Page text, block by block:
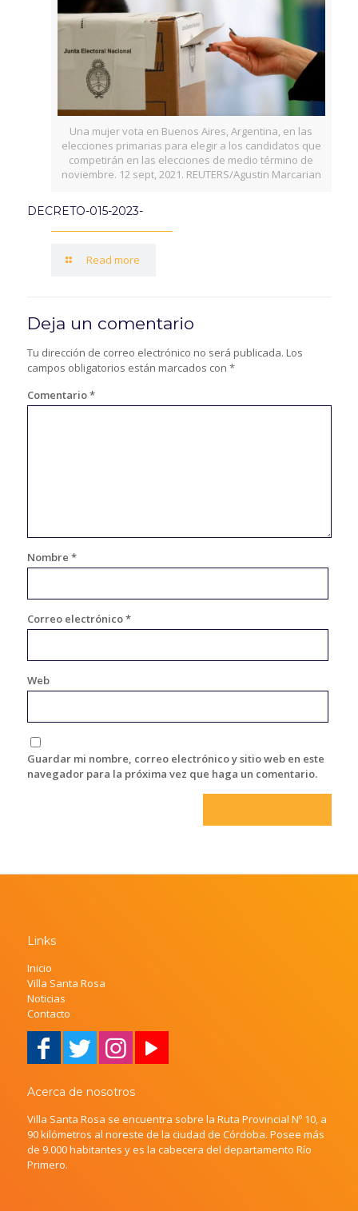
Una mujer vota en Buenos Aires, Argentina, en las
elecciones primarias para elegir a los candidatos que
competirán en las elecciones de medio término de
noviembre. 12 sept, 2021. REUTERS/Agustin Marcarian
DECRETO-015-2023-
Read more
Deja un comentario
Tu dirección de correo electrónico no será publicada. Los
campos obligatorios están marcados con *
Comentario*
Nombre *
Correo electrónico*
Web
Guardar mi nombre, correo electrónico y sitio web en este
navegador para la próxima vez que haga un comentario.
Links
Inicio
Villa Santa Rosa
Noticias
Contacto
Acerca de nosotros
Villa Santa Rosa se encuentra sobre la Ruta Provincial Nº 10, a
90 kilómetros al noreste de la ciudad de Córdoba. Posee más
de 9.000 habitantes y es la cabecera del departamento Río
Primero.